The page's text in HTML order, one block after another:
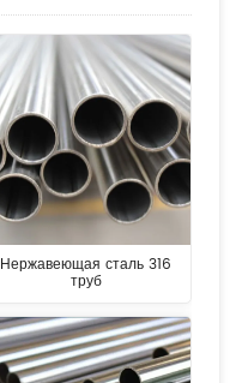
Нержавеющая сталь 316
труб